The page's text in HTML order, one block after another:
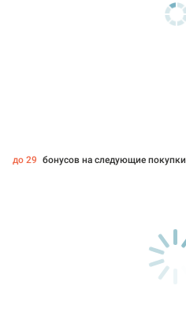
до 29 бонусов на следующие покупки